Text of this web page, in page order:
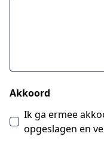
Akkoord
Ik ga ermee
opgeslagen en